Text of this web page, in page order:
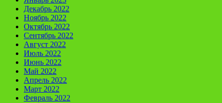
Декабрь 2022
Ноябрь 2022
Октябрь 2022
Сентябрь 2022
Август 2022
Июль 2022
Июнь 2022
Май 2022
Апрель 2022
Март 2022
Февраль 2022